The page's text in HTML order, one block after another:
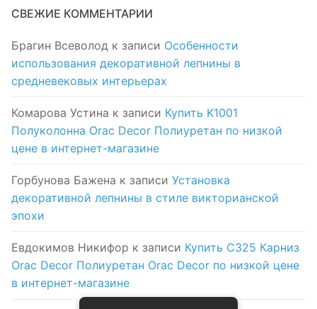
СВЕЖИЕ КОММЕНТАРИИ
Брагин Всеволод к записи Особенности
использования декоративной лепнины в
средневековых интерьерах
Комарова Устина к записи Купить K1001
Полуколонна Orac Decor Полиуретан по низкой
цене в интернет-магазине
Горбунова Бажена к записи Установка
декоративной лепнины в стиле викторианской
эпохи
Евдокимов Никифор к записи Купить C325 Карниз
Orac Decor Полиуретан Orac Decor по низкой цене
в интернет-магазине